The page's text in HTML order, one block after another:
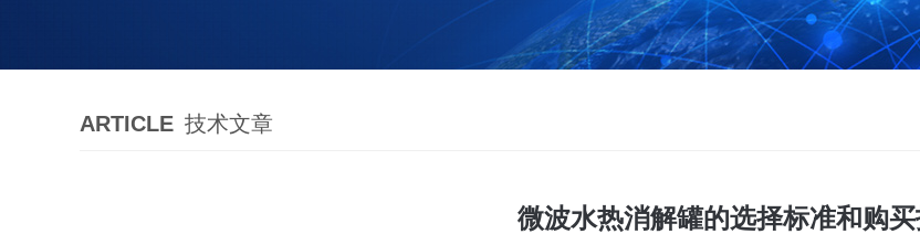
ARTICLE 技术文章
微波水热消解罐的选择标准和购